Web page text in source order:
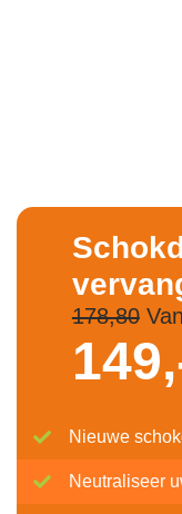
178,80
Nieuwe
Neutraliseer